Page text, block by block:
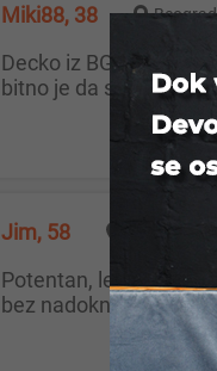
Miki88, 38 Beograd
Decko iz BG-a, 38 god, normalan, potentan! Trazim normalnu i opustenu damu za lepo druzenje i sex! Godine nisu toliko bitne,
bitno je da si
Jim, 58
Potentan, lep muškarac iz Beograda, depiliran i veoma kurat. Imam svoj smeštaj. Tražim negovanu i lepu ženu. Samo strast,
bez nadoknade.